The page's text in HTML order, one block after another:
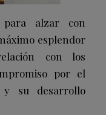
alzar con
esplendor
con los
por el
su desarrollo